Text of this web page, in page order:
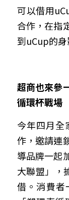
可以借用
合作，在指
到uCup的身
超商也來參
循環杯戰場
今年四月全
作，邀請連
導品牌一起
大聯盟」，
借。消費者